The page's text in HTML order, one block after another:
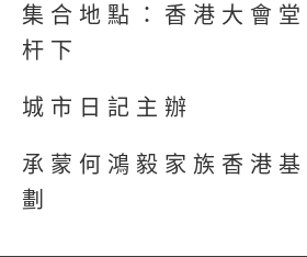
集合地點：香港大會
杆下
城市日記主辦
承蒙何鴻毅家族香港
劃